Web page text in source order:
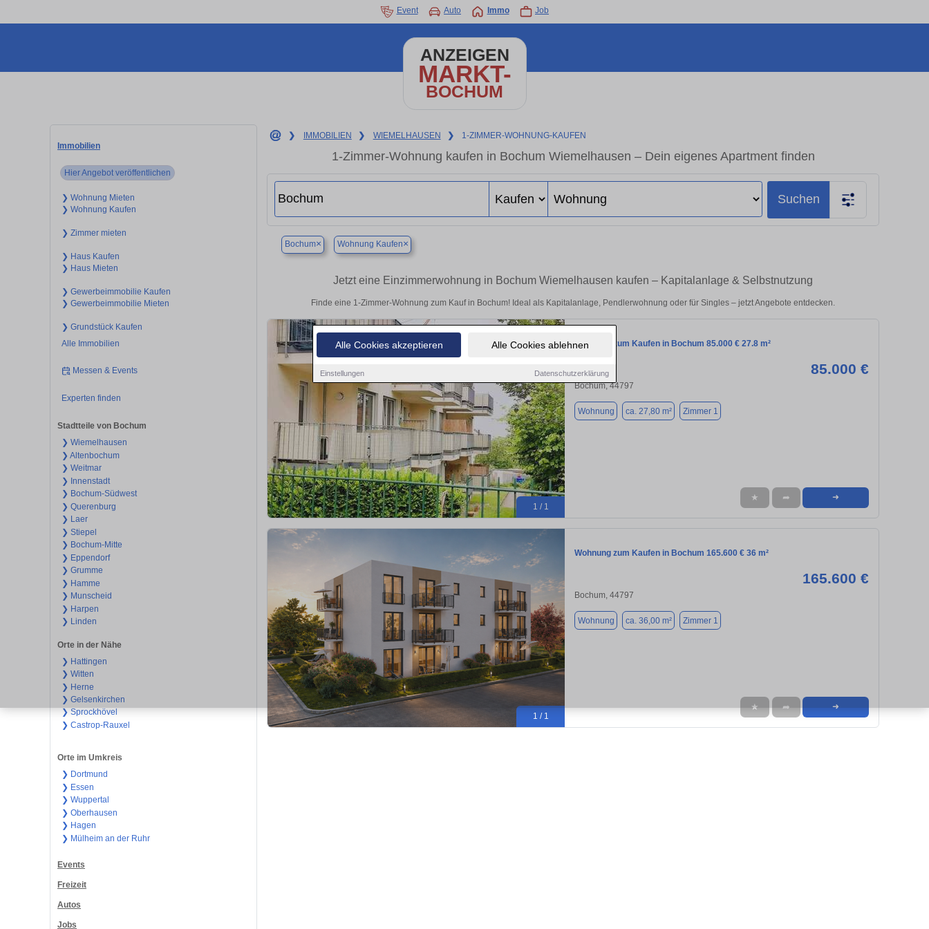
Alle Cookies akzeptieren Alle Cookies ablehnen
Einstellungen Datenschutzerklärung
Event Auto Immo Job
ANZEIGEN
MARKT-
BOCHUM
Immobilien
Hier Angebot veröffentlichen
❯ Wohnung Mieten
❯ Wohnung Kaufen
❯ Zimmer mieten
❯ Haus Kaufen
❯ Haus Mieten
❯ Gewerbeimmobilie Kaufen
❯ Gewerbeimmobilie Mieten
❯ Grundstück Kaufen
Alle Immobilien
Messen & Events
Experten finden
Stadtteile von Bochum
❯ Wiemelhausen
❯ Altenbochum
❯ Weitmar
❯ Innenstadt
❯ Bochum-Südwest
❯ Querenburg
❯ Laer
❯ Stiepel
❯ Bochum-Mitte
❯ Eppendorf
❯ Grumme
❯ Hamme
❯ Munscheid
❯ Harpen
❯ Linden
Orte in der Nähe
❯ Hattingen
❯ Witten
❯ Herne
❯ Gelsenkirchen
❯ Sprockhövel
❯ Castrop-Rauxel
Orte im Umkreis
❯ Dortmund
❯ Essen
❯ Wuppertal
❯ Oberhausen
❯ Hagen
❯ Mülheim an der Ruhr
Events
Freizeit
Autos
Jobs
❯ IMMOBILIEN ❯ WIEMELHAUSEN ❯ 1-ZIMMER-WOHNUNG-KAUFEN
1-Zimmer-Wohnung kaufen in Bochum Wiemelhausen – Dein eigenes Apartment finden
Suchen
Bochum× Wohnung Kaufen×
Jetzt eine Einzimmerwohnung in Bochum Wiemelhausen kaufen – Kapitalanlage & Selbstnutzung
Finde eine 1-Zimmer-Wohnung zum Kauf in Bochum! Ideal als Kapitalanlage, Pendlerwohnung oder für Singles – jetzt Angebote entdecken.
1 / 1
Wohnung zum Kaufen in Bochum 85.000 € 27.8 m²
85.000 €
Bochum, 44797
Wohnung ca. 27,80 m² Zimmer 1
★ ➦ ➜
1 / 1
Wohnung zum Kaufen in Bochum 165.600 € 36 m²
165.600 €
Bochum, 44797
Wohnung ca. 36,00 m² Zimmer 1
★ ➦ ➜